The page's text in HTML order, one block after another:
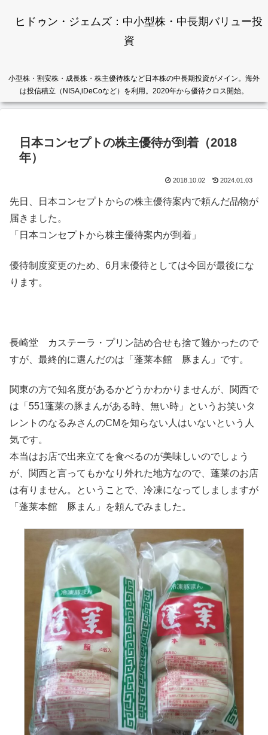
ヒドゥン・ジェムズ：中小型株・中長期バリュー投
資
小型株・割安株・成長株・株主優待株など日本株の中長期投資がメイン。海外
は投信積立（NISA,iDeCoなど）を利用。2020年から優待クロス開始。
日本コンセプトの株主優待が到着（2018
年）
2018.10.02 2024.01.03
先日、日本コンセプトからの株主優待案内で頼んだ品物が
届きました。
「日本コンセプトから株主優待案内が到着」
優待制度変更のため、6月末優待としては今回が最後にな
ります。
長崎堂 カステーラ・プリン詰め合せも捨て難かったので
すが、最終的に選んだのは「蓬莱本館 豚まん」です。
関東の方で知名度があるかどうかわかりませんが、関西で
は「551蓬莱の豚まんがある時、無い時」というお笑いタ
レントのなるみさんのCMを知らない人はいないという人
気です。
本当はお店で出来立てを食べるのが美味しいのでしょう
が、関西と言ってもかなり外れた地方なので、蓬莱のお店
は有りません。ということで、冷凍になってしましますが
「蓬莱本館 豚まん」を頼んでみました。